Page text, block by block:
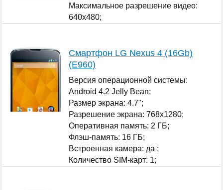
Максимальное разрешение видео:
640x480;
Смартфон LG Nexus 4 (16Gb)
(E960)
Версия операционной системы:
Android 4.2 Jelly Bean;
Размер экрана: 4.7";
Разрешение экрана: 768x1280;
Оперативная память: 2 ГБ;
Флэш-память: 16 ГБ;
Встроенная камера: да ;
Количество SIM-карт: 1;